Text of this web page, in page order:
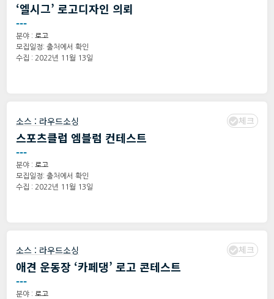
‘엘시그’ 로고디자인 의뢰
---
분야 : 로고
모집일정: 출처에서 확인
수집 : 2022년 11월 13일
소스 : 라우드소싱 체크
스포츠클럽 엠블럼 컨테스트
---
분야 : 로고
모집일정: 출처에서 확인
수집 : 2022년 11월 13일
소스 : 라우드소싱 체크
애견 운동장 ‘카페댕’ 로고 콘테스트
---
분야 : 로고